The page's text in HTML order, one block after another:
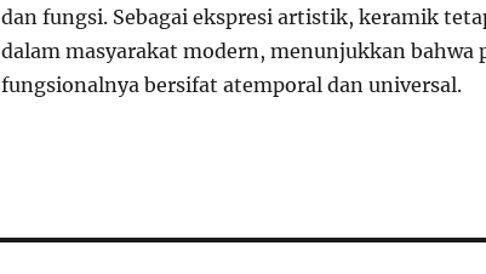
dan fungsi. Sebagai ekspresi artistik, keramik
dalam masyarakat modern, menunjukkan bahwa
fungsionalnya bersifat atemporal dan universal.